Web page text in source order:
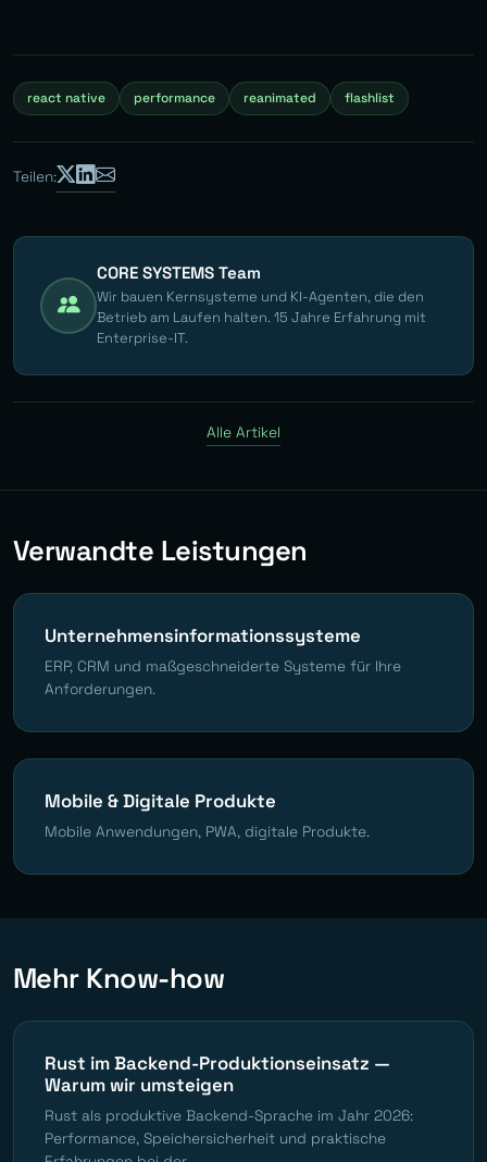
react native performance reanimated flashlist
Teilen:
CORE SYSTEMS Team
Wir bauen Kernsysteme und KI-Agenten, die den
Betrieb am Laufen halten. 15 Jahre Erfahrung mit
Enterprise-IT.
Alle Artikel
Verwandte Leistungen
Unternehmensinformationssysteme
ERP, CRM und maßgeschneiderte Systeme für Ihre
Anforderungen.
Mobile & Digitale Produkte
Mobile Anwendungen, PWA, digitale Produkte.
Mehr Know-how
Rust im Backend-Produktionseinsatz —
Warum wir umsteigen
Rust als produktive Backend-Sprache im Jahr 2026:
Performance, Speichersicherheit und praktische